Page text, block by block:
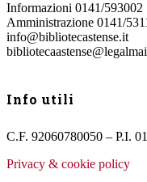
Informazioni 0141/593002
Amministrazione 0141/
info@bibliotecastense.it
Info utili
C.F. 92060780050 – P.I.
Privacy & cookie policy